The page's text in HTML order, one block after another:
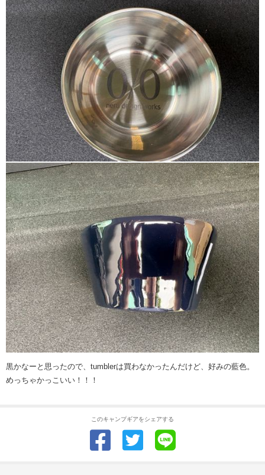
黒かなーと思ったので、tumblerは買わなかったんだけど、好みの藍色。
めっちゃかっこいい！！！
このキャンプギアをシェアする